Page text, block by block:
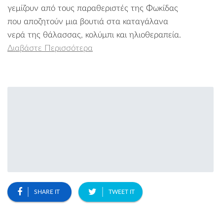
γεμίζουν από τους παραθεριστές της Φωκίδας
που αποζητούν μια βουτιά στα καταγάλανα
νερά της θάλασσας, κολύμπι και ηλιοθεραπεία.
Διαβάστε Περισσότερα
SHARE IT TWEET IT